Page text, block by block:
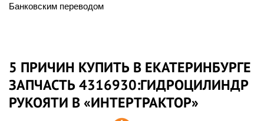
Банковским переводом
5 ПРИЧИН КУПИТЬ В ЕКАТЕРИНБУРГЕ
ЗАПЧАСТЬ 4316930:ГИДРОЦИЛИНДР
РУКОЯТИ В «ИНТЕРТРАКТОР»